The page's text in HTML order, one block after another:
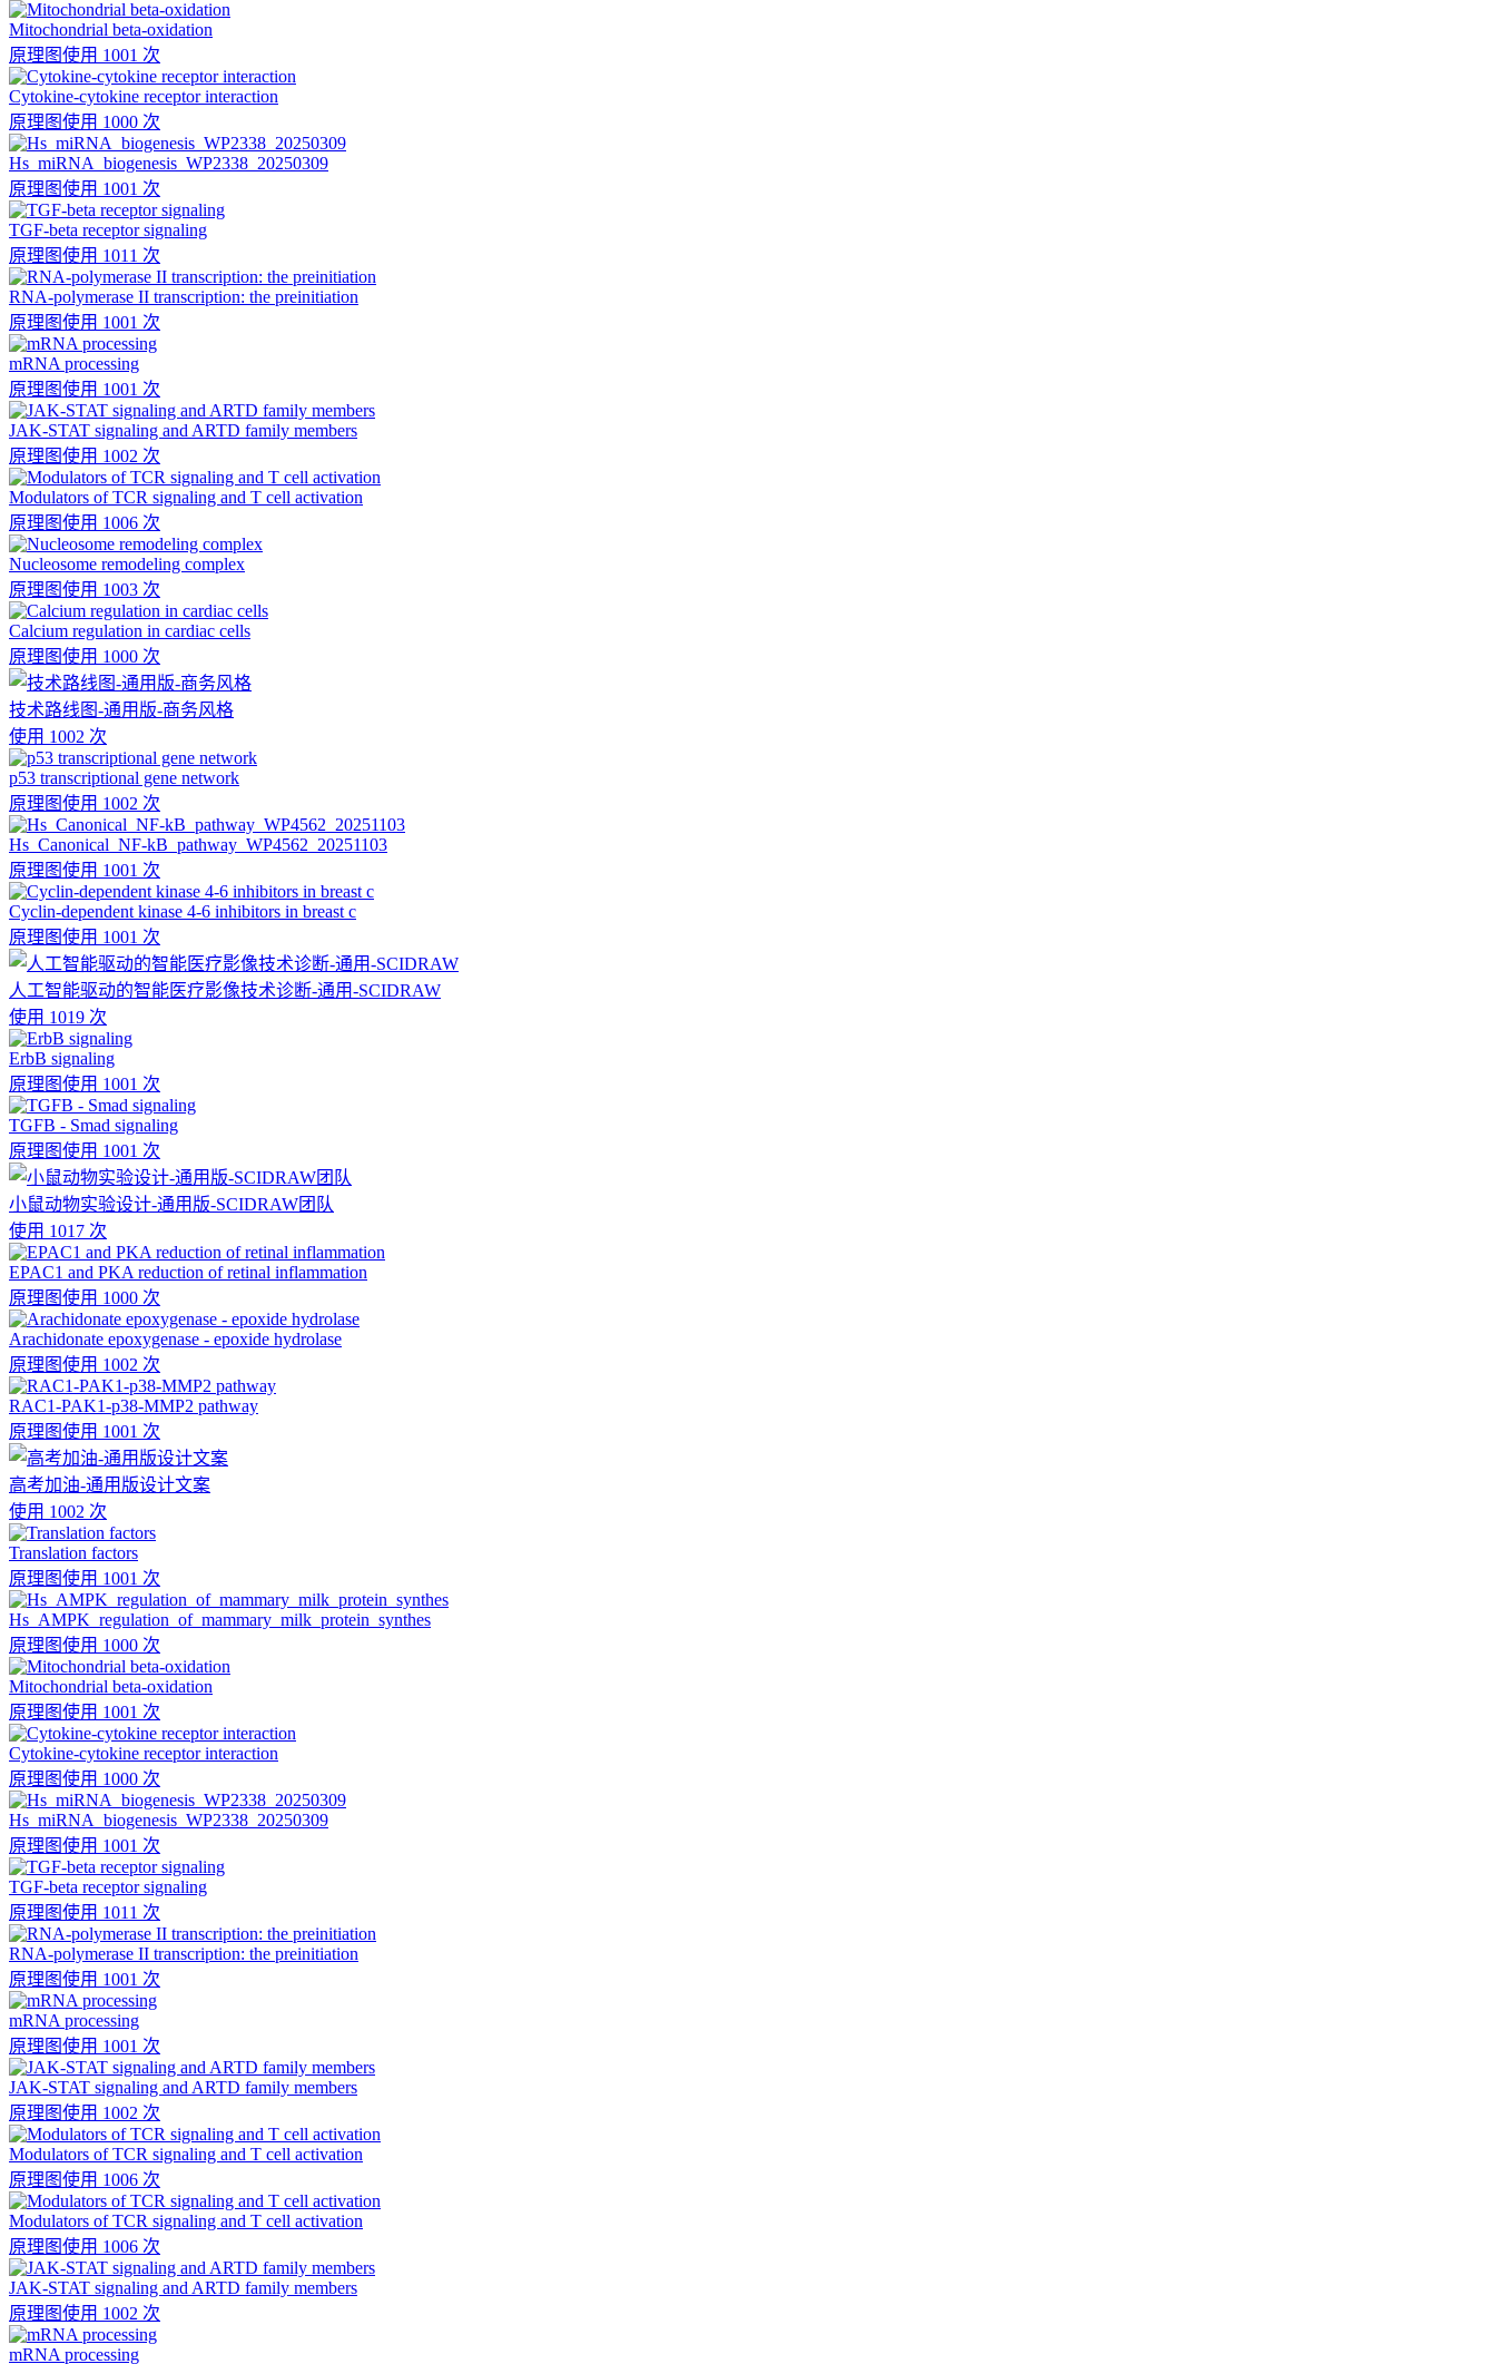
Mitochondrial beta-oxidation
原理图使用 1001 次
Cytokine-cytokine receptor interaction
原理图使用 1000 次
Hs_miRNA_biogenesis_WP2338_20250309
原理图使用 1001 次
TGF-beta receptor signaling
原理图使用 1011 次
RNA-polymerase II transcription: the preinitiation
原理图使用 1001 次
mRNA processing
原理图使用 1001 次
JAK-STAT signaling and ARTD family members
原理图使用 1002 次
Modulators of TCR signaling and T cell activation
原理图使用 1006 次
Nucleosome remodeling complex
原理图使用 1003 次
Calcium regulation in cardiac cells
原理图使用 1000 次
技术路线图-通用版-商务风格
使用 1002 次
p53 transcriptional gene network
原理图使用 1002 次
Hs_Canonical_NF-kB_pathway_WP4562_20251103
原理图使用 1001 次
Cyclin-dependent kinase 4-6 inhibitors in breast c
原理图使用 1001 次
人工智能驱动的智能医疗影像技术诊断-通用-SCIDRAW
使用 1019 次
ErbB signaling
原理图使用 1001 次
TGFB - Smad signaling
原理图使用 1001 次
小鼠动物实验设计-通用版-SCIDRAW团队
使用 1017 次
EPAC1 and PKA reduction of retinal inflammation
原理图使用 1000 次
Arachidonate epoxygenase - epoxide hydrolase
原理图使用 1002 次
RAC1-PAK1-p38-MMP2 pathway
原理图使用 1001 次
高考加油-通用版设计文案
使用 1002 次
Translation factors
原理图使用 1001 次
Hs_AMPK_regulation_of_mammary_milk_protein_synthes
原理图使用 1000 次
Mitochondrial beta-oxidation
原理图使用 1001 次
Cytokine-cytokine receptor interaction
原理图使用 1000 次
Hs_miRNA_biogenesis_WP2338_20250309
原理图使用 1001 次
TGF-beta receptor signaling
原理图使用 1011 次
RNA-polymerase II transcription: the preinitiation
原理图使用 1001 次
mRNA processing
原理图使用 1001 次
JAK-STAT signaling and ARTD family members
原理图使用 1002 次
Modulators of TCR signaling and T cell activation
原理图使用 1006 次
Modulators of TCR signaling and T cell activation
原理图使用 1006 次
JAK-STAT signaling and ARTD family members
原理图使用 1002 次
mRNA processing